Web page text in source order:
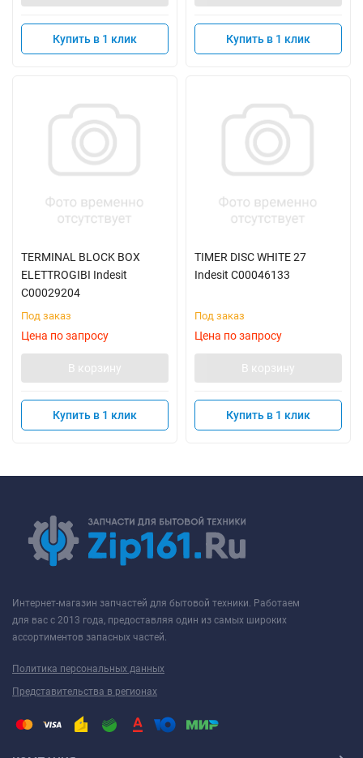
Купить в 1 клик Купить в 1 клик
TERMINAL BLOCK BOX
ELETTROGIBI Indesit
C00029204
Под заказ
Цена по запросу
В корзину
Купить в 1 клик
TIMER DISC WHITE 27
Indesit C00046133
Под заказ
Цена по запросу
В корзину
Купить в 1 клик
Интернет-магазин запчастей для бытовой техники. Работаем
для вас с 2013 года, предоставляя один из самых широких
ассортиментов запасных частей.
Политика персональных данных
Представительства в регионах